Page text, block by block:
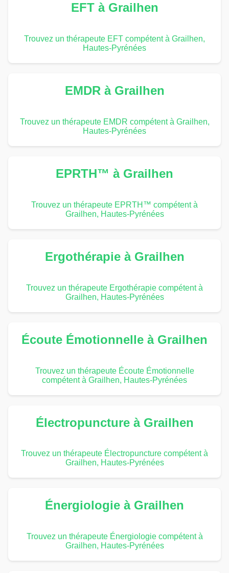
EFT à Grailhen
Trouvez un thérapeute EFT compétent à Grailhen,
Hautes-Pyrénées
EMDR à Grailhen
Trouvez un thérapeute EMDR compétent à Grailhen,
Hautes-Pyrénées
EPRTH™ à Grailhen
Trouvez un thérapeute EPRTH™ compétent à
Grailhen, Hautes-Pyrénées
Ergothérapie à Grailhen
Trouvez un thérapeute Ergothérapie compétent à
Grailhen, Hautes-Pyrénées
Écoute Émotionnelle à Grailhen
Trouvez un thérapeute Écoute Émotionnelle
compétent à Grailhen, Hautes-Pyrénées
Électropuncture à Grailhen
Trouvez un thérapeute Électropuncture compétent à
Grailhen, Hautes-Pyrénées
Énergiologie à Grailhen
Trouvez un thérapeute Énergiologie compétent à
Grailhen, Hautes-Pyrénées